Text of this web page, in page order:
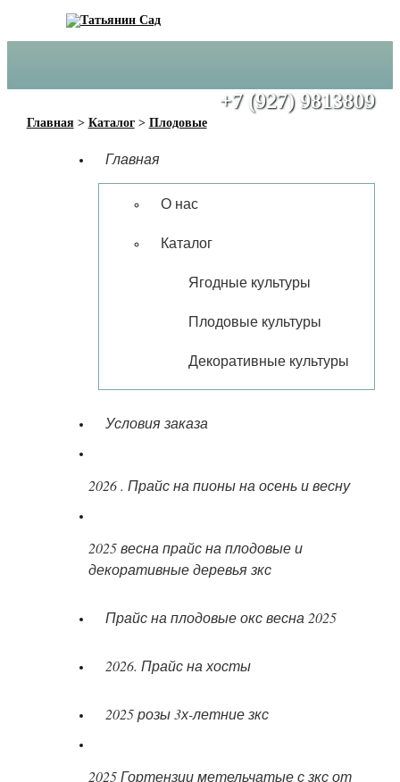
+7 (927) 9813809
Главная
О нас
Каталог
Ягодные культуры
Плодовые культуры
Декоративные культуры
Условия заказа
2026 . Прайс на пионы на осень и весну
2025 весна прайс на плодовые и
декоративные деревья зкс
Прайс на плодовые окс весна 2025
2026. Прайс на хосты
2025 розы 3х-летние зкс
2025 Гортензии метельчатые с зкс от
Главная> Каталог> Плодовые